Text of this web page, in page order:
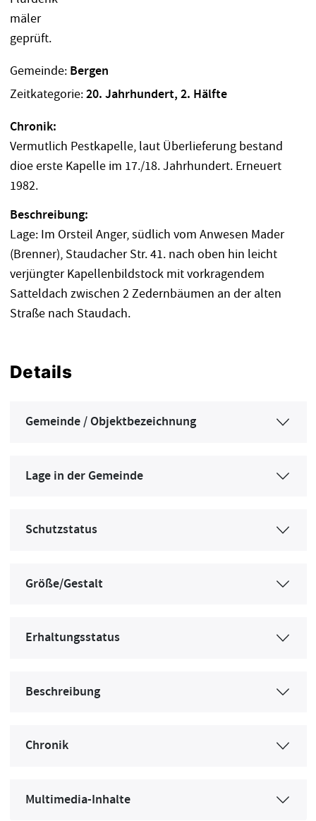
Gemeinde: Bergen
Zeitkategorie:20. Jahrhundert, 2. Hälfte
Chronik:
Vermutlich Pestkapelle, laut Überlieferung bestand
dioe erste Kapelle im 17./18. Jahrhundert. Erneuert
1982.
Beschreibung:
Lage: Im Orsteil Anger, südlich vom Anwesen Mader
(Brenner), Staudacher Str. 41. nach oben hin leicht
verjüngter Kapellenbildstock mit vorkragendem
Satteldach zwischen 2 Zedernbäumen an der alten
Straße nach Staudach.
Details
Gemeinde / Objektbezeichnung
Lage in der Gemeinde
Schutzstatus
Größe/Gestalt
Erhaltungsstatus
Beschreibung
Chronik
Multimedia-Inhalte